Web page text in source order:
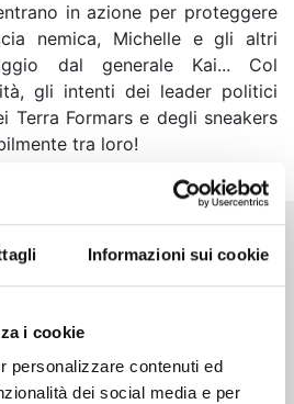
Informazioni sui cookie
i cookie
personalizzare contenuti ed
dei social media e per
in azione per proteggere
nemica, Michelle e gli altri
dal generale Kai... Col
gli intenti dei leader politici
Terra Formars e degli sneakers
tra loro!
della serie